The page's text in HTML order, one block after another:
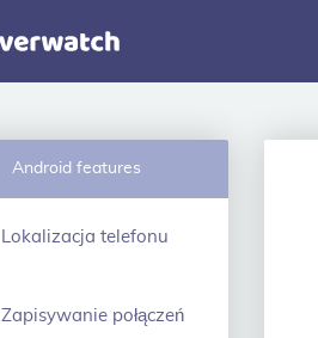
Android features
Lokalizacja telefonu
Zapisywanie połączeń